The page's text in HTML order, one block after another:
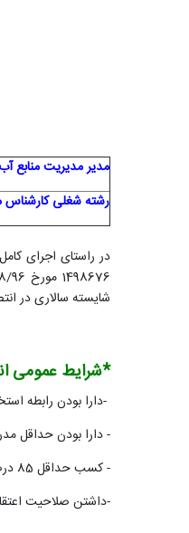
مدیر مدیریت منابع
رشته شغلی
شایسته سالاری در
*شرایط عمومی انتخاب
-دارا بودن رابطه
- دارا بودن حداقل
- کسب حداقل 85 درصد امتیاز ارزیابی عملکرد در دو سال منتهی به انتصاب
-داشتن صلاحیت